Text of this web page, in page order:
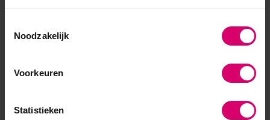
Noodzakelijk
Voorkeuren
Statistieken
Daarnaast worden pincetten ook veel gebruikt in andere
bijvoorbeeld essentieel bij het
nauwkeurig worden opgepakt en geplaatst.